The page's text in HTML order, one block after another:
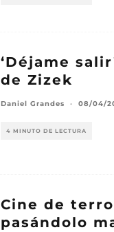
‘Déjame
de Zizek
Daniel Grandes · 08/04/
4 MINUTO DE LECTURA
Cine de
pasándolo